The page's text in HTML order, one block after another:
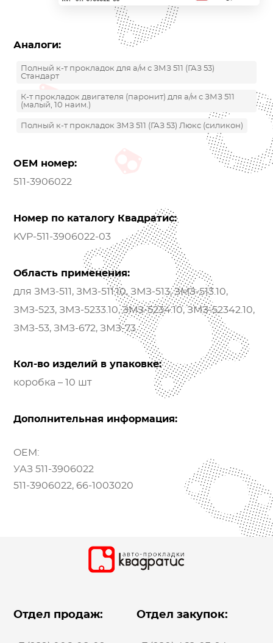
Аналоги:
Полный к-т прокладок для а/м с ЗМЗ 511 (ГАЗ 53)
Стандарт
К-т прокладок двигателя (паронит) для а/м с ЗМЗ 511
(малый, 10 наим.)
Полный к-т прокладок ЗМЗ 511 (ГАЗ 53) Люкс (силикон)
OEM номер:
511-3906022
Номер по каталогу Квадратис:
KVP-511-3906022-03
Область применения:
для ЗМЗ-511, ЗМЗ-511.10, ЗМЗ-513, ЗМЗ-513.10,
ЗМЗ-523, ЗМЗ-5233.10, ЗМЗ-5234.10, ЗМЗ-52342.10,
ЗМЗ-53, ЗМЗ-672, ЗМЗ-73
Кол-во изделий в упаковке:
коробка – 10 шт
Дополнительная информация:
OEM:
УАЗ 511-3906022
511-3906022, 66-1003020
Отдел продаж: Отдел закупок: